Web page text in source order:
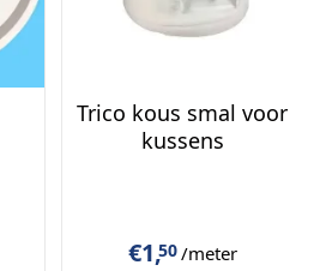
Trico kous smal voor
kussens
€1,50/meter